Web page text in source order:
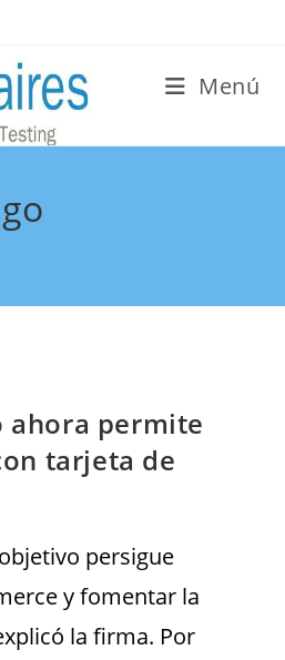
Menú
ahora permite
tarjeta de
persigue
y fomentar la
la firma. Por